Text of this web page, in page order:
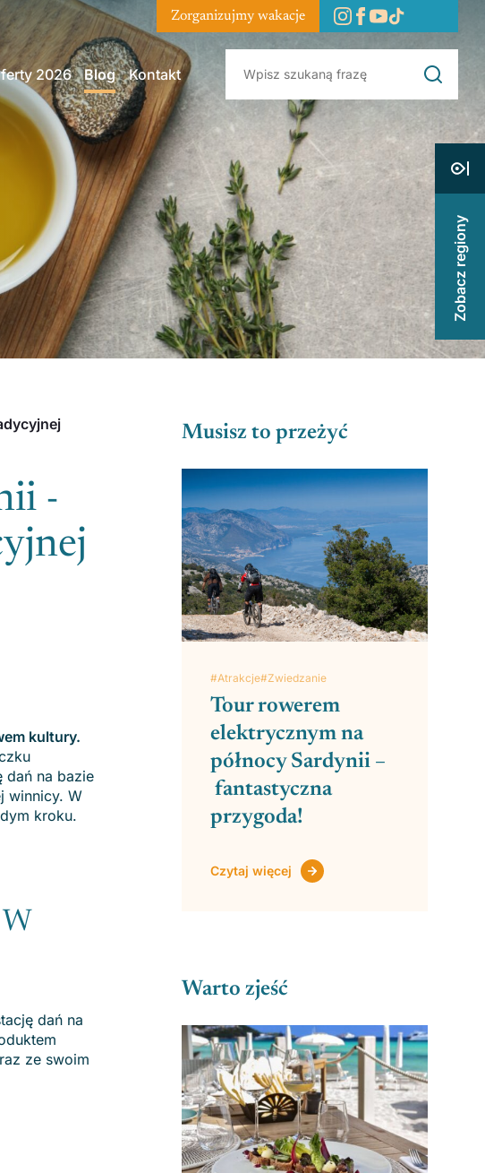
2026 Blog Kontakt
Zorganizujmy wakacje
Musisz to przeżyć
#Atrakcje#Zwiedzanie
Tour rowerem
elektrycznym na
północy Sardynii –
fantastyczna
przygoda!
Czytaj więcej
Warto zjeść
-
kultury.
dań na bazie
winnicy. W
kroku.
dań na
ze swoim
Zobacz regiony